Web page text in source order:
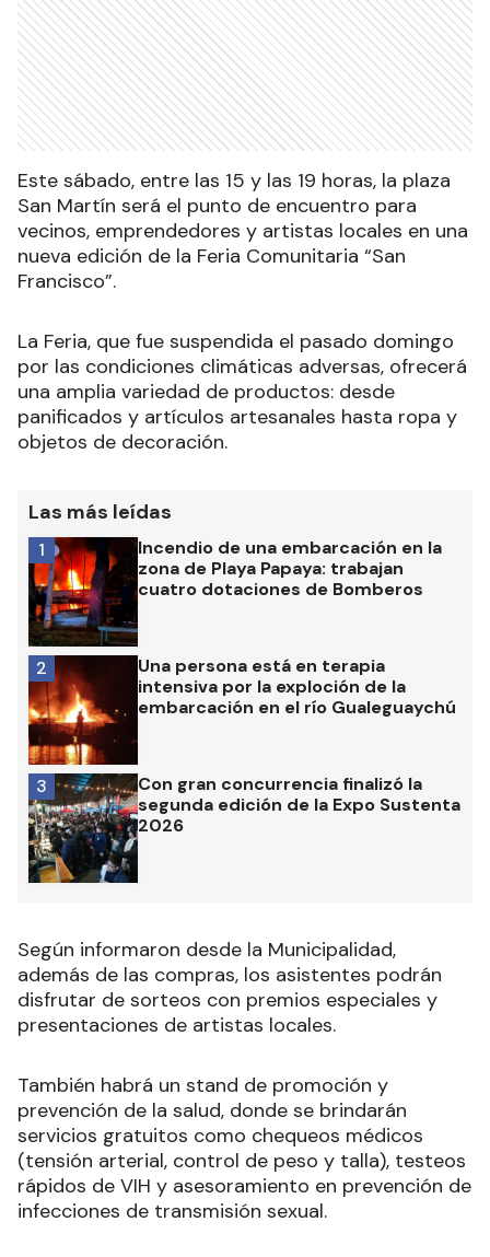
Este sábado, entre las 15 y las 19 horas, la plaza
San Martín será el punto de encuentro para
vecinos, emprendedores y artistas locales en una
nueva edición de la Feria Comunitaria “San
Francisco”.
La Feria, que fue suspendida el pasado domingo
por las condiciones climáticas adversas, ofrecerá
una amplia variedad de productos: desde
panificados y artículos artesanales hasta ropa y
objetos de decoración.
Las más leídas
Incendio de una embarcación en la
zona de Playa Papaya: trabajan
cuatro dotaciones de Bomberos
1
Una persona está en terapia
intensiva por la exploción de la
embarcación en el río Gualeguaychú
2
Con gran concurrencia finalizó la
segunda edición de la Expo Sustenta
2026
3
Según informaron desde la Municipalidad,
además de las compras, los asistentes podrán
disfrutar de sorteos con premios especiales y
presentaciones de artistas locales.
También habrá un stand de promoción y
prevención de la salud, donde se brindarán
servicios gratuitos como chequeos médicos
(tensión arterial, control de peso y talla), testeos
rápidos de VIH y asesoramiento en prevención de
infecciones de transmisión sexual.